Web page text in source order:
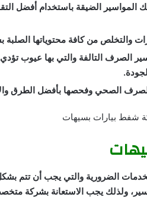
الضيقة باستخدام أفضل
من كافة محتوياتها الصلبة
الصرف التالفة والتي بها عيوب
الصحي وفحصها بأفضل الطرق
الضرورية والتي يجب أن تتم
ولذلك يجب الاستعانة بشركة